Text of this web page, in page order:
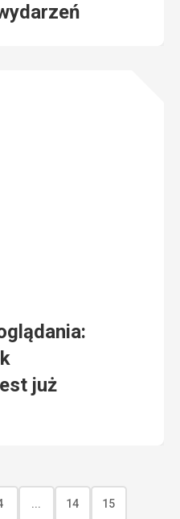
już
... 14 15